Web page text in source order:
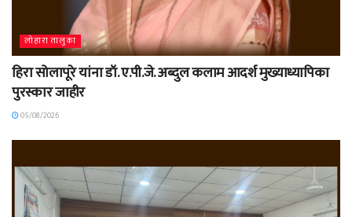
लोहारा तालुका
हिरा सोलापूरे यांना डॉ. ए.पी.जे. अब्दुल कलाम आदर्श मुख्याध्यापिका
पुरस्कार जाहीर
05/08/2026